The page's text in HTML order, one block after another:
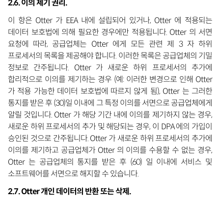
2.6. 이의 제기 권리.
이 항은 Otter 가 EEA 내에 설립되어 있거나, Otter 에 적용되는
데이터 보호법에 의해 필요한 경우에만 적용됩니다. Otter 의 서면
요청에 따라, 공급업체는 Otter 에게 모든 관련 제 3 자 하위
프로세서의 목록을 제공해야 합니다. 이러한 목록은 공급업체의 기밀
정보로 간주됩니다. Otter 가 새로운 하위 프로세서의 추가에
합리적으로 이의를 제기하는 경우 (예: 이러한 변경으로 인해 Otter
가 적용 가능한 데이터 보호법에 따르지 않게 됨), Otter 는 그러한
통지를 받은 후 (30)일 이내에 그 특정 이의를 서면으로 공급업체에게
알릴 것입니다. Otter 가 해당 기간 내에 이의를 제기하지 않는 경우,
새로운 하위 프로세서의 추가 및 해당되는 경우, 이 DPA 에의 가입이
승인된 것으로 간주됩니다. Otter 가 새로운 하위 프로세서의 추가에
이의를 제기하고 공급업체가 Otter 의 이의를 수용할 수 없는 경우,
Otter 는 공급업체의 통지를 받은 후 (60) 일 이내에 서비스 및
소프트웨어를 서면으로 해지할 수 있습니다.
2.7. Otter 개인 데이터의 반환 또는 삭제.